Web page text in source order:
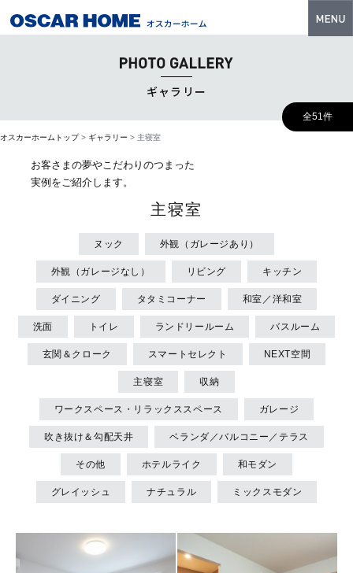
特長
イベント・モデルハウス
建築実例
フォトギャラリー
販売中の物件
スマートセレクト
土地情報
オンライン相談会
ギャラリー
オスカーホームトップ> ギャラリー > 主寝室
お客さまの夢やこだわりのつまった
実例をご紹介します。
主寝室
ヌック 外観（ガレージあり）
外観（ガレージなし） リビング キッチン
ダイニング タタミコーナー 和室／洋和室
洗面 トイレ ランドリールーム バスルーム
玄関＆クローク スマートセレクト NEXT空間
主寝室 収納
ワークスペース・リラックススペース ガレージ
吹き抜け＆勾配天井 ベランダ／バルコニー／テラス
その他 ホテルライク 和モダン
グレイッシュ ナチュラル ミックスモダン
全51件